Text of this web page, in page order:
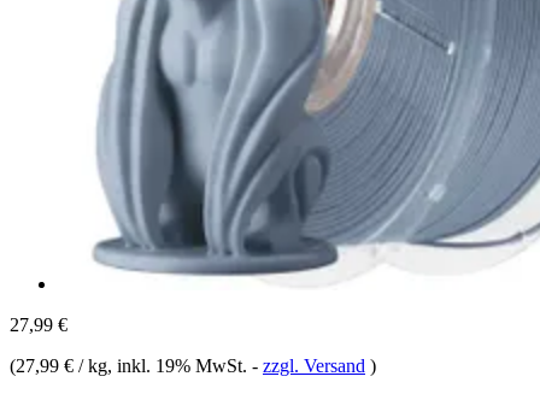
27,99 €
(27,99 € / kg, inkl. 19% MwSt. - zzgl. Versand )